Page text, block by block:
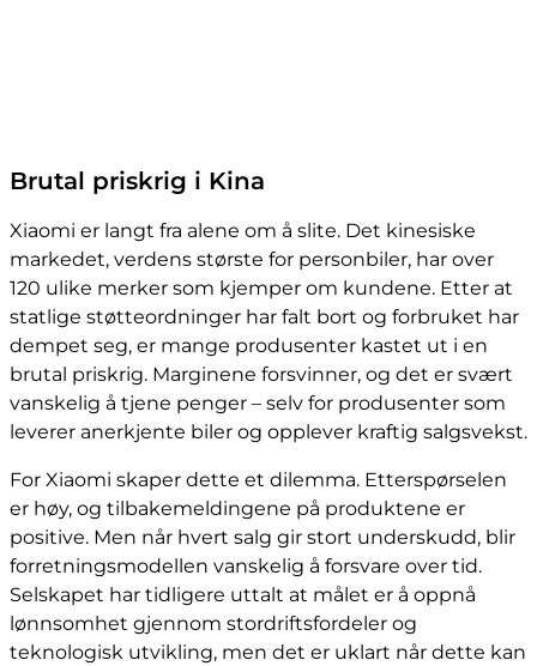
Brutal priskrig i Kina
Xiaomi er langt fra alene om å slite. Det kinesiske
markedet, verdens største for personbiler, har over
120 ulike merker som kjemper om kundene. Etter at
statlige støtteordninger har falt bort og forbruket har
dempet seg, er mange produsenter kastet ut i en
brutal priskrig. Marginene forsvinner, og det er svært
vanskelig å tjene penger – selv for produsenter som
leverer anerkjente biler og opplever kraftig salgsvekst.
For Xiaomi skaper dette et dilemma. Etterspørselen
er høy, og tilbakemeldingene på produktene er
positive. Men når hvert salg gir stort underskudd, blir
forretningsmodellen vanskelig å forsvare over tid.
Selskapet har tidligere uttalt at målet er å oppnå
lønnsomhet gjennom stordriftsfordeler og
teknologisk utvikling, men det er uklart når dette kan